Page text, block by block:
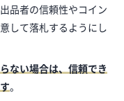
品者の信頼性やコイン
して落札するようにし
ない場合は、信頼でき
。